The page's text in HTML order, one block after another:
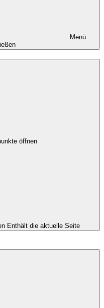
Menü
öffnen
Enthält die aktuelle Seite